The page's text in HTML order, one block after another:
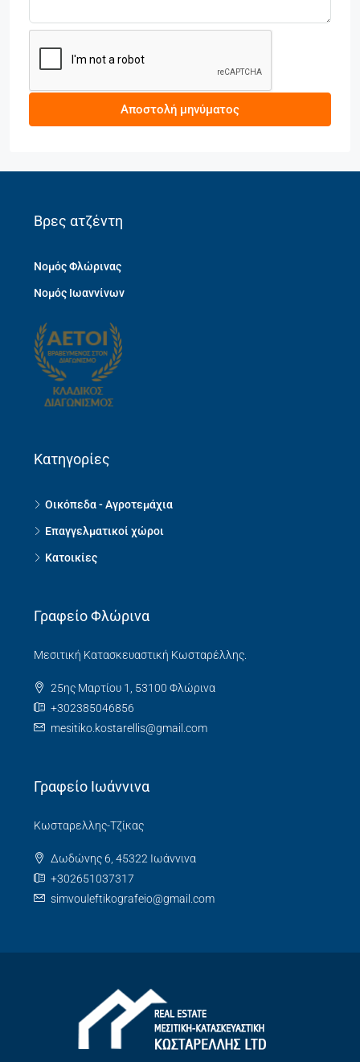
Αποστολή μηνύματος
Βρες ατζέντη
Νομός Φλώρινας
Νομός Ιωαννίνων
Κατηγορίες
Οικόπεδα - Αγροτεμάχια
Επαγγελματικοί χώροι
Κατοικίες
Γραφείο Φλώρινα
Μεσιτική Κατασκευαστική Κωσταρέλλης.
25ης Μαρτίου 1, 53100 Φλώρινα
+302385046856
mesitiko.kostarellis@gmail.com
Γραφείο Ιωάννινα
Κωσταρελλης-Τζίκας
Δωδώνης 6, 45322 Ιωάννινα
+302651037317
simvouleftikografeio@gmail.com